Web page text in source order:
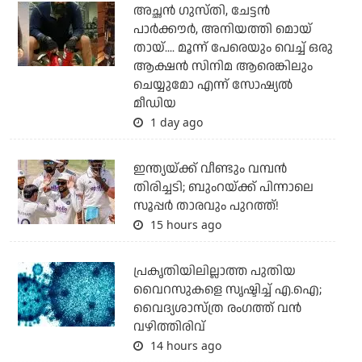
അച്ഛന്‍ ഗുസ്തി, ചേട്ടന്‍
പാര്‍ക്കൗര്‍, അനിയത്തി മൊയ്
തായ്.... മൂന്ന് പേരെയും വെച്ച് ഒരു
ആക്ഷന്‍ സിനിമ ആരെങ്കിലും
ചെയ്യുമോ എന്ന് സോഷ്യല്‍
മീഡിയ
1 day ago
ഇന്ത്യയ്ക്ക് വീണ്ടും വമ്പന്‍
തിരിച്ചടി; ബുംറയ്ക്ക് പിന്നാലെ
സൂപ്പര്‍ താരവും പുറത്ത്!
15 hours ago
പ്രകൃതിയിലില്ലാത്ത പുതിയ
വൈറസുകളെ സൃഷ്ടിച്ച് എ.ഐ;
വൈദ്യശാസ്ത്ര രംഗത്ത് വന്‍
വഴിത്തിരിവ്
14 hours ago